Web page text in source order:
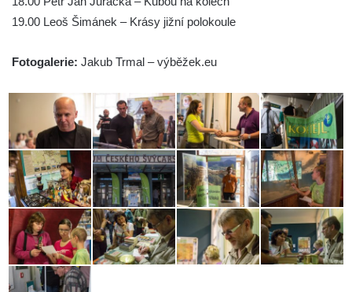
19.00 Leoš Šimánek – Krásy jižní polokoule
Fotogalerie: Jakub Trmal – výběžek.eu